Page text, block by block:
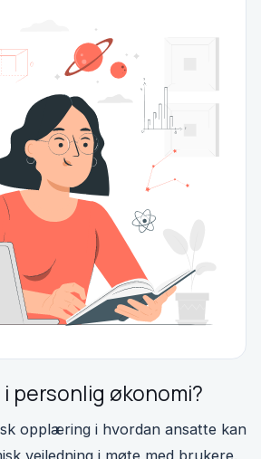
i personlig økonomi?
opplæring i hvordan ansatte kan
veiledning i møte med brukere.